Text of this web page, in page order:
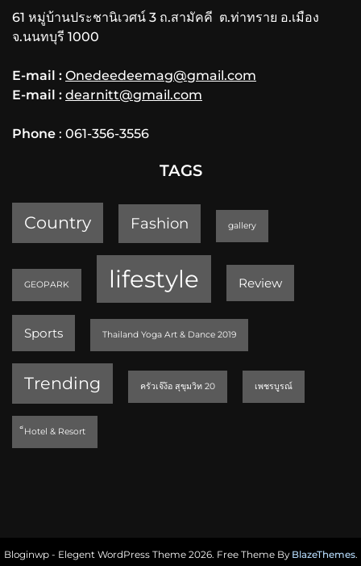
61 หมู่บ้านประชานิเวศน์ 3 ถ.สามัคคี ต.ท่าทราย อ.เมือง
จ.นนทบุรี 1000
E-mail : Onedeedeemag@gmail.com
E-mail : dearnitt@gmail.com
Phone : 061-356-3556
TAGS
Country Fashion gallery
GEOPARK lifestyle Review
Sports Thailand Yoga Art & Dance 2019
Trending ครัวเจ๊ง้อ สุขุมวิท 20 เพชรบูรณ์
็Hotel & Resort
Bloginwp - Elegent WordPress Theme 2026. Free Theme By BlazeThemes.